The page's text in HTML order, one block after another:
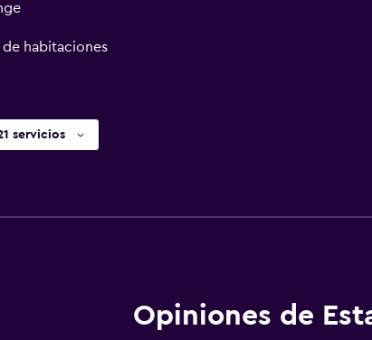
habitaciones
servicios
Opiniones de